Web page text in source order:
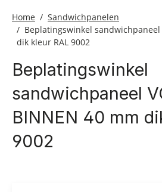
Home
Sandwichpanelen
Beplatingswinkel sandwichpaneel
dik kleur RAL 9002
Beplatingswinkel
sandwichpaneel
BINNEN 40 mm
9002